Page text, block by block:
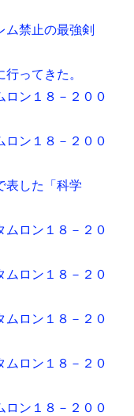
ム禁止の最強剣
ってきた。
ロン１８－２００
ロン１８－２００
表した「科学
ムロン１８－２０
ムロン１８－２０
ムロン１８－２０
ムロン１８－２０
ロン１８－２００